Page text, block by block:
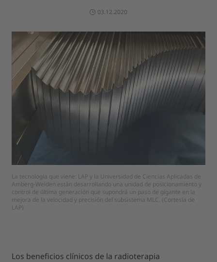
03.12.2020
La tecnología que viene: LAP y la Universidad de Ciencias Aplicadas de
Amberg-Weiden están desarrollando una unidad de posicionamiento y
control de última generación que supondrá un paso de gigante en la
mejora de la velocidad y precisión del subsistema MLC. (Cortesía de
LAP)
Los beneficios clínicos de la radioterapia